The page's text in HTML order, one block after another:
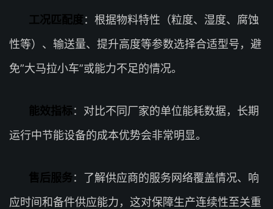
工况匹配度：根据物料特性（粒度、湿度、腐蚀
性等）、输送量、提升高度等参数选择合适型号，避
免”大马拉小车”或能力不足的情况。
能效指标：对比不同厂家的单位能耗数据，长期
运行中节能设备的成本优势会非常明显。
售后服务：了解供应商的服务网络覆盖情况、响
应时间和备件供应能力，这对保障生产连续性至关重